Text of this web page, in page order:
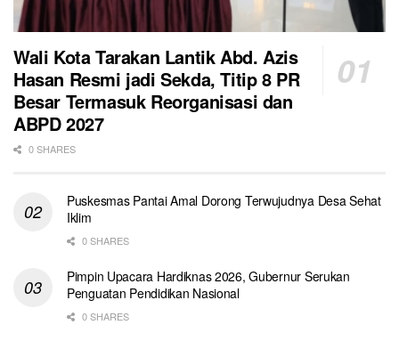
Wali Kota Tarakan Lantik Abd. Azis
Hasan Resmi jadi Sekda, Titip 8 PR
Besar Termasuk Reorganisasi dan
ABPD 2027
0 SHARES
Puskesmas Pantai Amal Dorong Terwujudnya Desa Sehat
Iklim
0 SHARES
Pimpin Upacara Hardiknas 2026, Gubernur Serukan
Penguatan Pendidikan Nasional
0 SHARES